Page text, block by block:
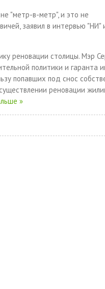
"метр-в-метр", и это не
заявил в интервью "НИ"
реновации столицы. Мэр
политики и гаранта
попавших под снос
реновации
»